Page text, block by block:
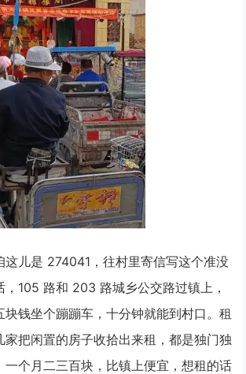
这儿是 274041，往村里寄信写这个准没
，105 路和 203 路城乡公交路过镇上，
块钱坐个蹦蹦车，十分钟就能到村口。租
家把闲置的房子收拾出来租，都是独门独
一个月二三百块，比镇上便宜，想租的话